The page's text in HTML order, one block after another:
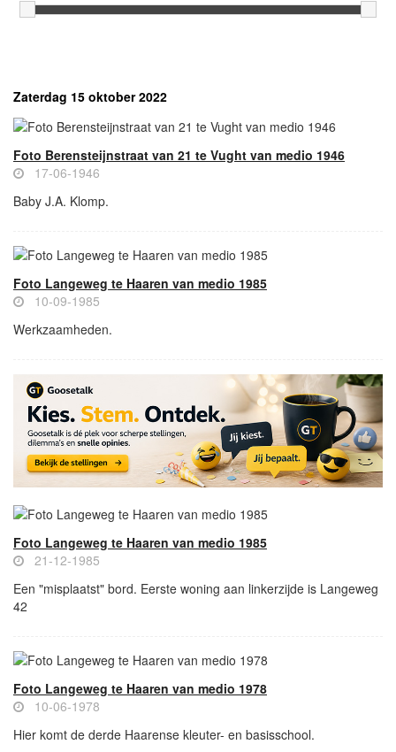
Zaterdag 15 oktober 2022
Foto Berensteijnstraat van 21 te Vught van medio 1946
17-06-1946
Baby J.A. Klomp.
Foto Langeweg te Haaren van medio 1985
10-09-1985
Werkzaamheden.
Foto Langeweg te Haaren van medio 1985
21-12-1985
Een "misplaatst" bord. Eerste woning aan linkerzijde is Langeweg
42
Foto Langeweg te Haaren van medio 1978
10-06-1978
Hier komt de derde Haarense kleuter- en basisschool.